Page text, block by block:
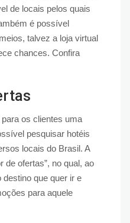
de locais pelos quais
é possível
talvez a loja virtual
chances. Confira
os clientes uma
pesquisar hotéis
locais do Brasil. A
de ofertas”, no qual, ao
que quer ir e
para aquele